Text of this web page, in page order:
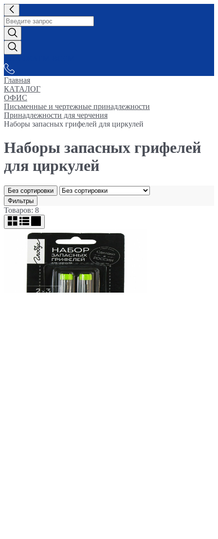
Главная
КАТАЛОГ
ОФИС
Письменные и чертежные принадлежности
Принадлежности для черчения
Наборы запасных грифелей для циркулей
Наборы запасных грифелей
для циркулей
Без сортировки
Фильтры
Товаров: 8